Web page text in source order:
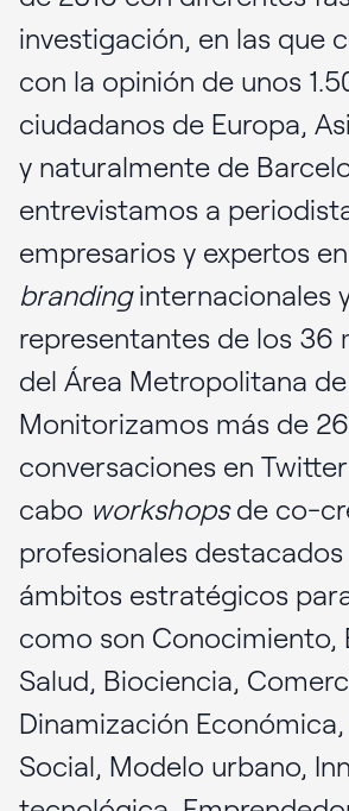
investigación, en las que
con la opinión de unos
ciudadanos de Europa,
y naturalmente de
entrevistamos a
empresarios y expertos en
brandinginternacionales
representantes de los 36
del Área Metropolitana
Monitorizamos más de
conversaciones en
cabo workshopsde co-
profesionales destacados
ámbitos estratégicos
como son Conocimiento,
Salud, Biociencia,
Dinamización
Social, Modelo urbano,